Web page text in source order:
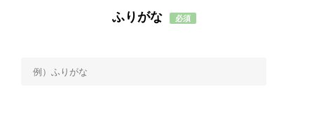
ふりがな 必須